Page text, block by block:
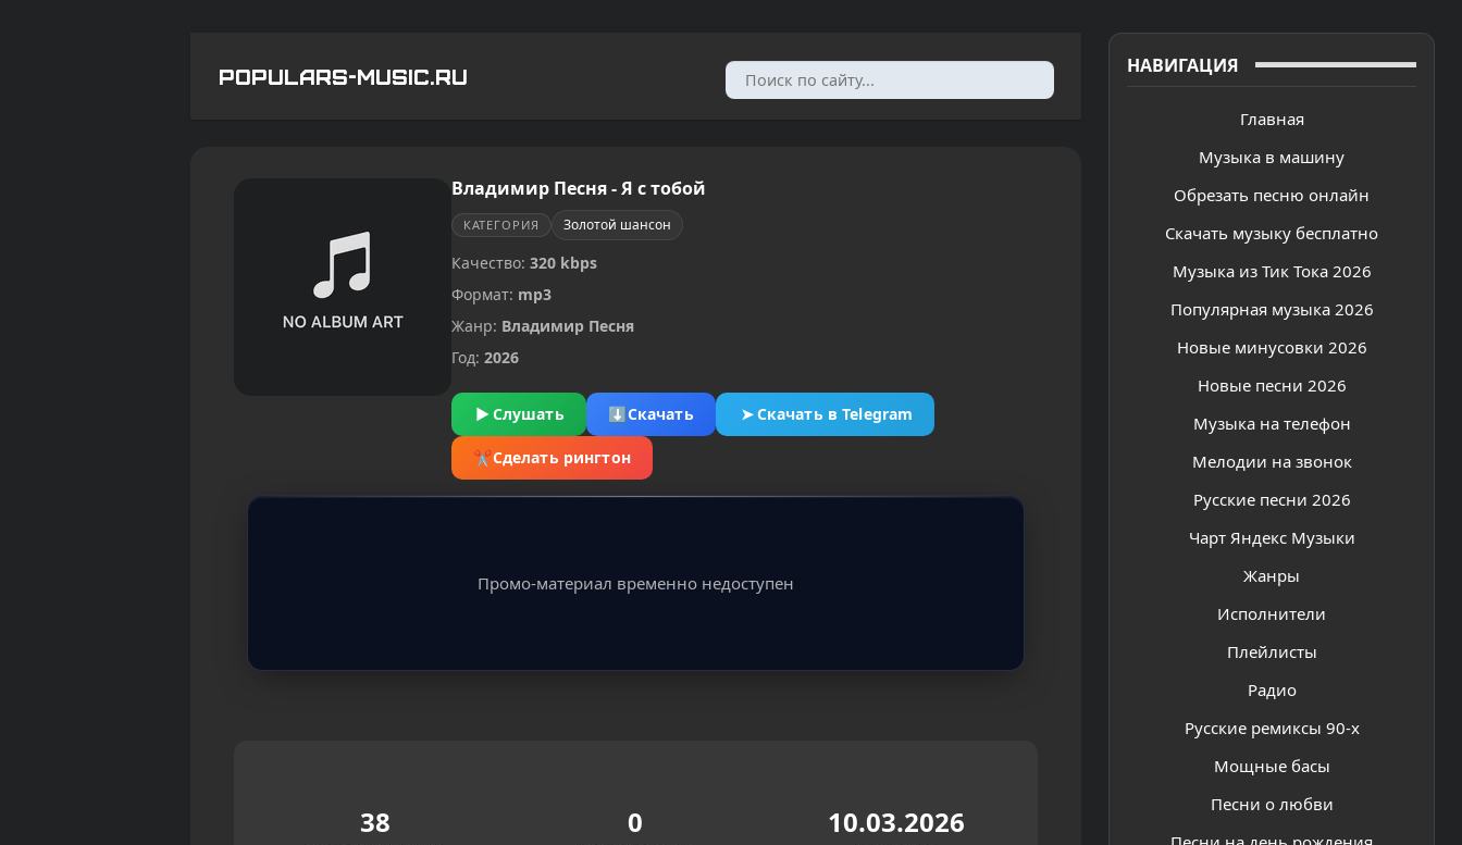
POPULARS-MUSIC.RU НАВИГАЦИЯ
Главная
Музыка в машину
Обрезать песню онлайн
Скачать музыку бесплатно
Музыка из Тик Тока 2026
Популярная музыка 2026
Новые минусовки 2026
Новые песни 2026
Музыка на телефон
Мелодии на звонок
Русские песни 2026
Чарт Яндекс Музыки
Жанры
Исполнители
Плейлисты
Радио
Русские ремиксы 90-х
Мощные басы
Песни о любви
Владимир Песня - Я с тобой
КАТЕГОРИЯ Золотой шансон
Качество: 320 kbps
Формат: mp3
Жанр: Владимир Песня
Год: 2026
▶ Слушать ⬇Скачать ➤Скачать в Telegram
✂Сделать рингтон
Промо-материал временно недоступен
38 0 10.03.2026